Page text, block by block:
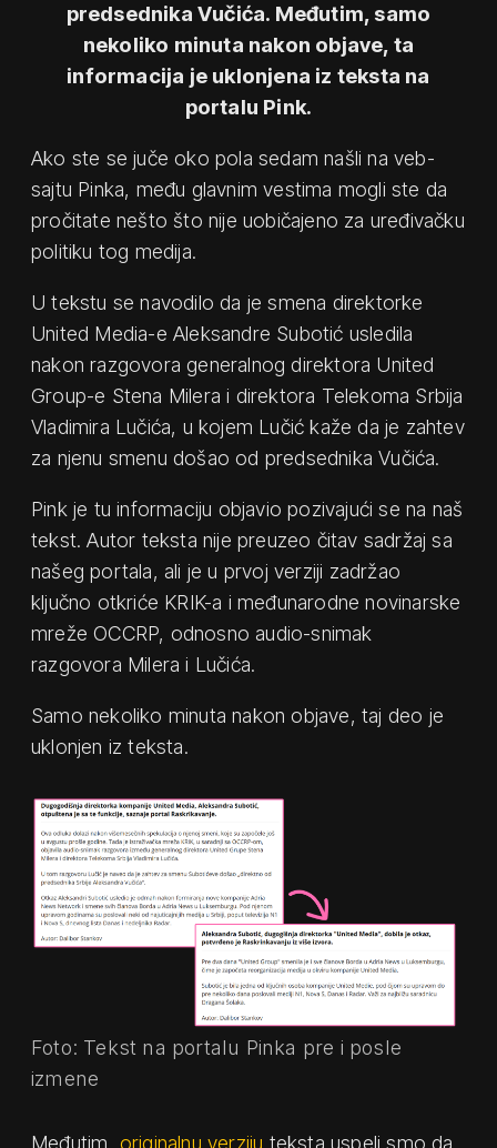
predsednika Vučića. Međutim, samo
nekoliko minuta nakon objave, ta
informacija je uklonjena iz teksta na
portalu Pink.
Ako ste se juče oko pola sedam našli na veb-
sajtu Pinka, među glavnim vestima mogli ste da
pročitate nešto što nije uobičajeno za uređivačku
politiku tog medija.
U tekstu se navodilo da je smena direktorke
United Media-e Aleksandre Subotić usledila
nakon razgovora generalnog direktora United
Group-e Stena Milera i direktora Telekoma Srbija
Vladimira Lučića, u kojem Lučić kaže da je zahtev
za njenu smenu došao od predsednika Vučića.
Pink je tu informaciju objavio pozivajući se na naš
tekst. Autor teksta nije preuzeo čitav sadržaj sa
našeg portala, ali je u prvoj verziji zadržao
ključno otkriće KRIK-a i međunarodne novinarske
mreže OCCRP, odnosno audio-snimak
razgovora Milera i Lučića.
Samo nekoliko minuta nakon objave, taj deo je
uklonjen iz teksta.
Foto: Tekst na portalu Pinka pre i posle
izmene